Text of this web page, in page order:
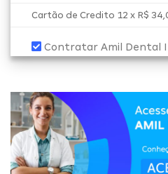
Cartão de Credito 12 x R$
Contratar Amil Dental